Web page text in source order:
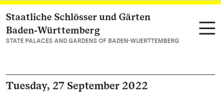
Navigate to main page
Staatliche Schlösser und Gärten
Baden‑Württemberg
STATE PALACES AND GARDENS OF BADEN-WUERTTEMBERG
Tuesday, 27 September 2022